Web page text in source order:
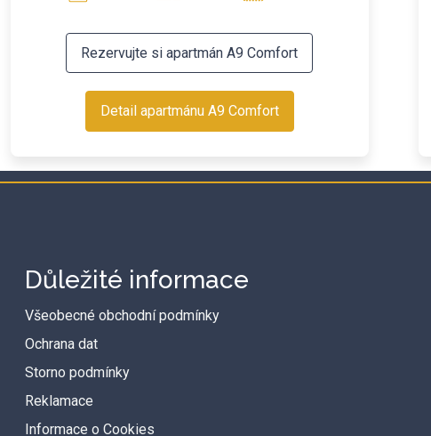
Rezervujte si apartmán A9 Comfort
Detail apartmánu A9 Comfort
Důležité informace
Všeobecné obchodní podmínky
Ochrana dat
Storno podmínky
Reklamace
Informace o Cookies